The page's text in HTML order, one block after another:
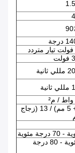
11 (زجاج 5 + 5 مم) / 13 (زجاج
--20 درجة مئوية - 80 درجة